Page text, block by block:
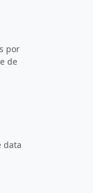
por
de
data